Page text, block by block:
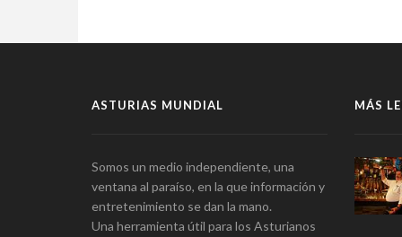
ASTURIAS MUNDIAL
Somos un medio independiente, una
ventana al paraíso, en la que información y
entretenimiento se dan la mano.
Una herramienta útil para los Asturianos
MÁS